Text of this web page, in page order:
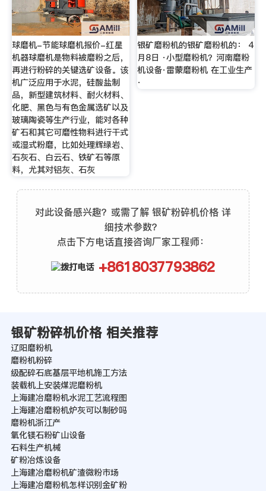
球磨机-节能球磨机报价-红星
机器球磨机是物料被磨粉之后，
再进行粉碎的关键选矿设备。该
机广泛应用于水泥，硅酸盐制
品，新型建筑材料、耐火材料、
化肥、黑色与有色金属选矿以及
玻璃陶瓷等生产行业，能对各种
矿石和其它可磨性物料进行干式
或湿式粉磨，比如处理辉绿岩、
石灰石、白云石、铁矿石等原
料，尤其对铝灰、石灰
银矿磨粉机的银矿磨粉机的： 4
月8日 ·小型磨粉机？河南磨粉
机设备·雷蒙磨粉机 在工业生产
·
对此设备感兴趣？或需了解 银矿粉碎机价格 详
细技术参数？
点击下方电话直接咨询厂家工程师：
+8618037793862
银矿粉碎机价格 相关推荐
辽阳磨粉机
磨粉机粉碎
级配碎石底基层平地机施工方法
装载机上安装煤泥磨粉机
上海建冶磨粉机水泥工艺流程图
上海建冶磨粉机炉灰可以制砂吗
磨粉机浙江产
氧化镁石粉矿山设备
石料生产机械
矿粉冶炼设备
上海建冶磨粉机矿渣微粉市场
上海建冶磨粉机怎样识别金矿粉